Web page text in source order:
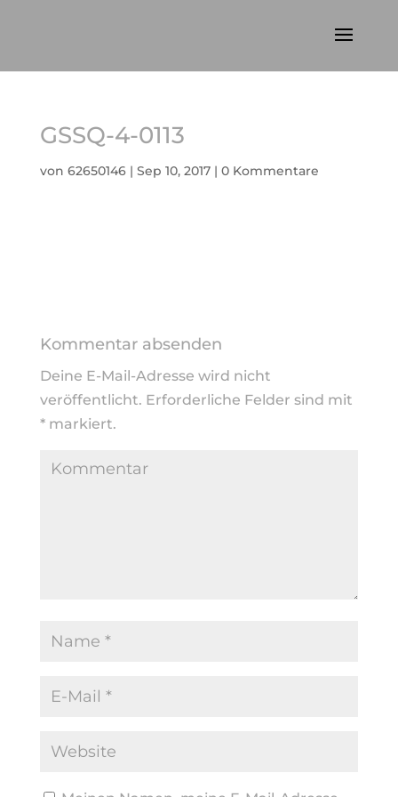
GSSQ-4-0113
von 62650146| Sep 10, 2017| 0 Kommentare
Kommentar absenden
Deine E-Mail-Adresse wird nicht
veröffentlicht. Erforderliche Felder sind mit
*markiert.